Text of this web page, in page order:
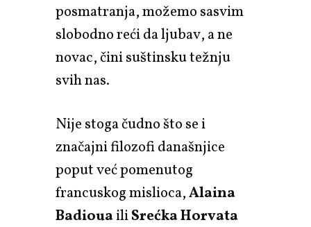
posmatranja, možemo sasvim
slobodno reći da ljubav, a ne
novac, čini suštinsku težnju
svih nas.
Nije stoga čudno što se i
značajni filozofi današnjice
poput već pomenutog
francuskog mislioca,Alaina
BadiouailiSrećka Horvata